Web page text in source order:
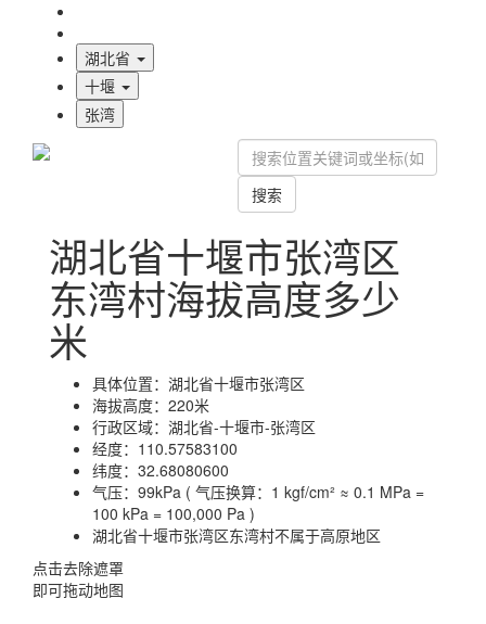
湖北省
十堰
张湾
搜索
湖北省十堰市张湾区
东湾村海拔高度多少
米
具体位置： 湖北省十堰市张湾区
海拔高度： 220米
行政区域： 湖北省-十堰市-张湾区
经度： 110.57583100
纬度： 32.68080600
气压： 99kPa ( 气压换算：1 kgf/cm² ≈ 0.1 MPa =
100 kPa = 100,000 Pa )
湖北省十堰市张湾区东湾村不属于高原地区
点击去除遮罩
即可拖动地图